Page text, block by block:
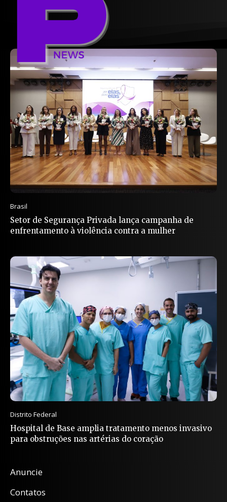
Brasil
Setor de Segurança Privada lança campanha de
enfrentamento à violência contra a mulher
Distrito Federal
Hospital de Base amplia tratamento menos invasivo
para obstruções nas artérias do coração
Anuncie
Contatos